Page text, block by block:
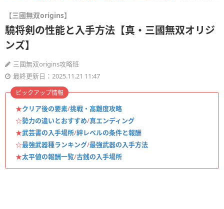
【三國無双origins】
驍将剣の性能と入手方法【真・三國無双オリジ
ンズ】
三國無双origins攻略班
最終更新日：2025.11.21 11:47
★クリア後の要素/挑戦・高難度攻略
☆勢力の違いとおすすめ/真エンディング
★武芸書の入手場所/絆レベルの条件と報酬
☆最強武器種ランキング/最強武器の入手方法
★太平値の報酬一覧/古銭の入手場所
ピックアップ情報